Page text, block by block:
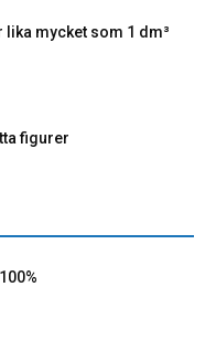
mycket som 1 dm³
figurer